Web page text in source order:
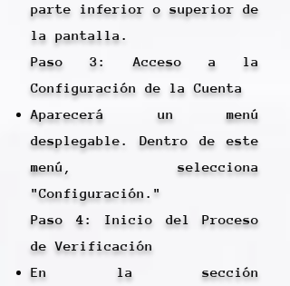
parte inferior o superior de
la pantalla.
Paso 3: Acceso a la
Configuración de la Cuenta
Aparecerá un menú
desplegable. Dentro de este
menú, selecciona
"Configuración."
Paso 4: Inicio del Proceso
de Verificación
En la sección